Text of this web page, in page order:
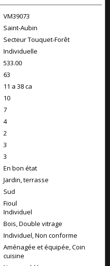
VM39073
Saint-Aubin
Secteur Touquet-Forêt
Individuelle
533.00
63
11 a 38 ca
10
7
4
2
3
3
En bon état
Jardin, terrasse
Sud
Fioul
Individuel
Bois, Double vitrage
Individuel, Non conforme
Aménagée et équipée, Coin
cuisine